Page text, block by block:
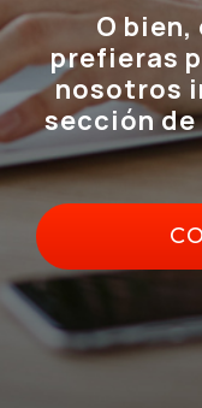
O
prefieras
nosotros
sección